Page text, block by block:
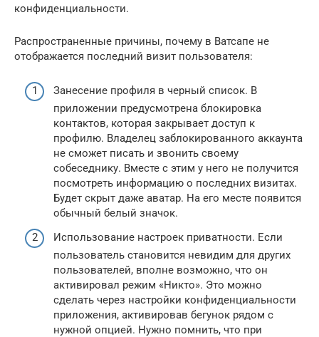
конфиденциальности.
Распространенные причины, почему в Ватсапе не
отображается последний визит пользователя:
Занесение профиля в черный список. В
приложении предусмотрена блокировка
контактов, которая закрывает доступ к
профилю. Владелец заблокированного аккаунта
не сможет писать и звонить своему
собеседнику. Вместе с этим у него не получится
посмотреть информацию о последних визитах.
Будет скрыт даже аватар. На его месте появится
обычный белый значок.
Использование настроек приватности. Если
пользователь становится невидим для других
пользователей, вполне возможно, что он
активировал режим «Никто». Это можно
сделать через настройки конфиденциальности
приложения, активировав бегунок рядом с
нужной опцией. Нужно помнить, что при